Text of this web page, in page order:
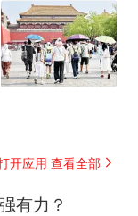
开应用 查看全部
有力？